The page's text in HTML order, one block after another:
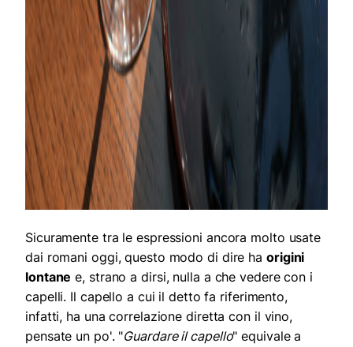
Sicuramente tra le espressioni ancora molto usate
dai romani oggi, questo modo di dire ha origini
lontane e, strano a dirsi, nulla a che vedere con i
capelli. Il capello a cui il detto fa riferimento,
infatti, ha una correlazione diretta con il vino,
pensate un po'. "Guardare il capello" equivale a